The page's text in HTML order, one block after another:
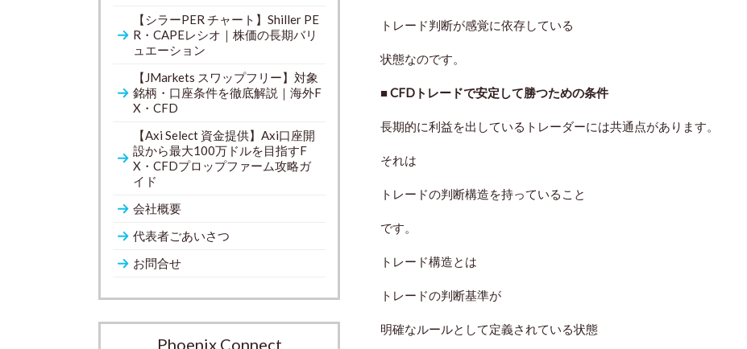
トレード判断が感覚に依存している
状態なのです。
■ CFDトレードで安定して勝つための条件
長期的に利益を出しているトレーダーには共通点があります。
それは
トレードの判断構造を持っていること
です。
トレード構造とは
トレードの判断基準が
明確なルールとして定義されている状態
【シラーPER チャート】Shiller PE
R・CAPEレシオ｜株価の長期バリ
ュエーション
【JMarkets スワップフリー】対象
銘柄・口座条件を徹底解説｜海外F
X・CFD
【Axi Select 資金提供】Axi口座開
設から最大100万ドルを目指すF
X・CFDプロップファーム攻略ガ
イド
会社概要
代表者ごあいさつ
お問合せ
Phoenix Connect